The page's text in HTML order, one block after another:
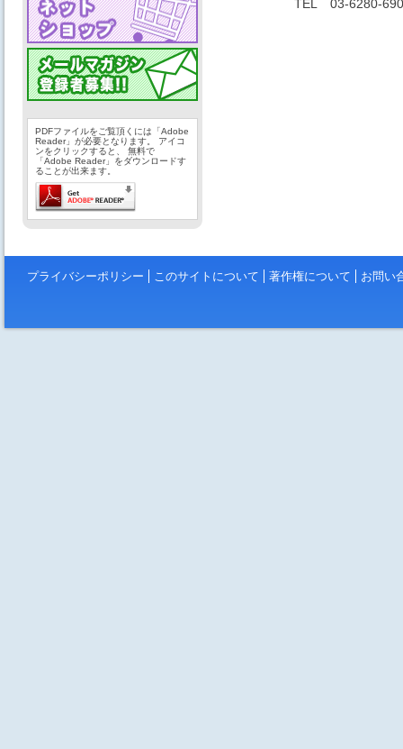
PDFファイルをご覧頂くには「Adobe
Reader」が必要となります。 アイコ
ンをクリックすると、 無料で
「Adobe Reader」をダウンロードす
ることが出来ます。
TEL
03-6280-
プライバシーポリシー このサイトについて 著作権について お問い